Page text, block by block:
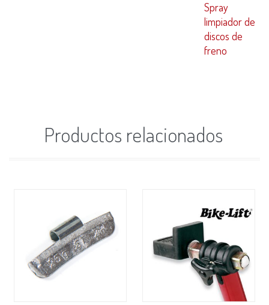
Spray
limpiador de
discos de
freno
Productos relacionados